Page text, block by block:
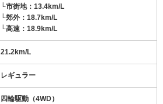
└市街地：13.4km/L
└郊外：18.7km/L
└高速：18.9km/L
21.2km/L
レギュラー
四輪駆動（4WD）